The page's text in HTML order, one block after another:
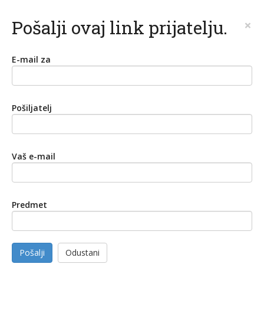
Pošalji ovaj link prijatelju. ×
E-mail za
Pošiljatelj
Vaš e-mail
Predmet
Pošalji Odustani